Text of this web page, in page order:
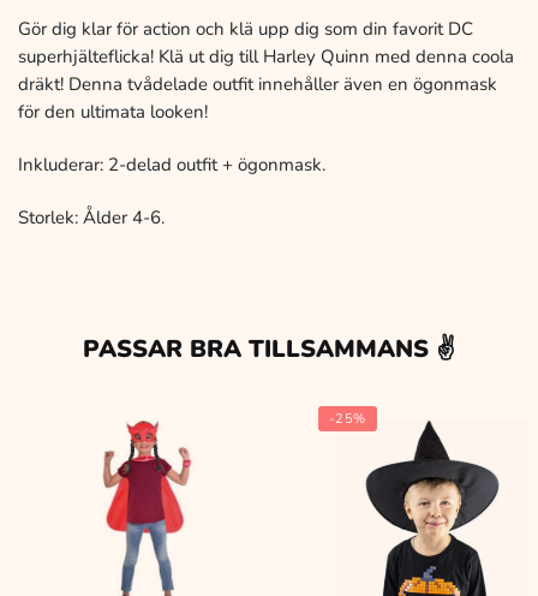
Gör dig klar för action och klä upp dig som din favorit DC
superhjälteflicka! Klä ut dig till Harley Quinn med denna coola
dräkt! Denna tvådelade outfit innehåller även en ögonmask
för den ultimata looken!
Inkluderar: 2-delad outfit + ögonmask.
Storlek: Ålder 4-6.
PASSAR BRA TILLSAMMANS ✌️
-25%